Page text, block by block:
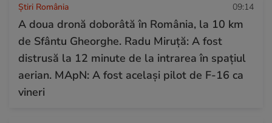
Știri România 09:14
A doua dronă doborâtă în România, la 10 km
de Sfântu Gheorghe. Radu Miruță: A fost
distrusă la 12 minute de la intrarea în spațiul
aerian. MApN: A fost același pilot de F-16 ca
vineri